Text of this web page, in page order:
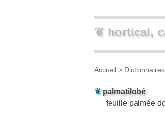
❦ hortical,
Accueil >
❦palmatilobé
feuille palmée